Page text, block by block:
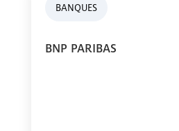
BANQUES
BNP PARIBAS